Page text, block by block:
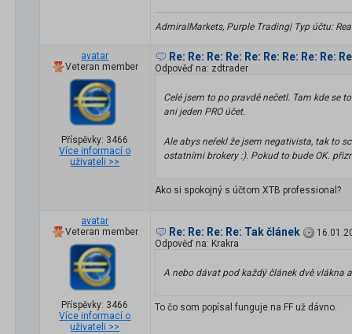
AdmiralMarkets, Purple Trading| Typ účtu:
avatar
Veteran member
Příspěvky: 3466
Více informací o
uživateli >>
Re: Re: Re: Re: Re: Re: Re: Re: Re:
Odpověď na: zdtrader
Celé jsem to po pravdě nečetl. Tam kde se
ani jeden PRO účet.
Ale abys neřekl že jsem negativista, tak to
ostatními brokery :). Pokud to bude OK.
Ako si spokojný s účtom XTB professional?
avatar
Veteran member
Příspěvky: 3466
Více informací o
uživateli >>
Re: Re: Re: Re: Tak článek
Odpověď na: Krakra
A nebo dávat pod každý článek dvě vlákna
To čo som popísal funguje na FF už dávno.